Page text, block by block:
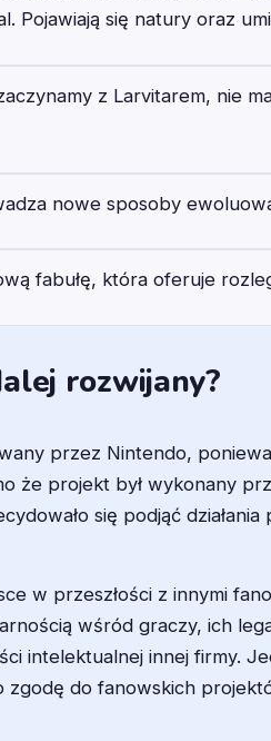
Pojawiają się natury oraz
z Larvitarem, nie
nowe sposoby
fabułę, która oferuje
rozwijany?
przez Nintendo,
że projekt był wykonany
się podjąć
w przeszłości z innymi
wśród graczy, ich
intelektualnej innej firmy.
zgodę do fanowskich